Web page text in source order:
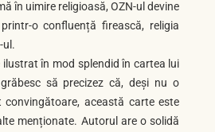
în uimire religioasă, OZN-ul devine
o confluență firească, religia
ul.
ilustrat în mod splendid în cartea lui
să precizez că, deși nu o
convingătoare, această carte este
menționate. Autorul are o solidă